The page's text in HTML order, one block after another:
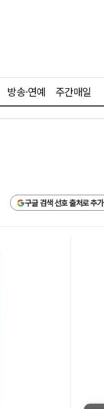
방송·연예 주간매일
구글 검색 선호 출처로 추가